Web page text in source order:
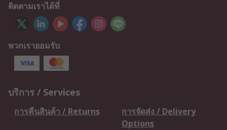
ติดตามเราได้ที่
พวกเรายอมรับ
บริการ / Services
การคืนสินค้า / Returns
การจัดส่ง / Delivery
Options